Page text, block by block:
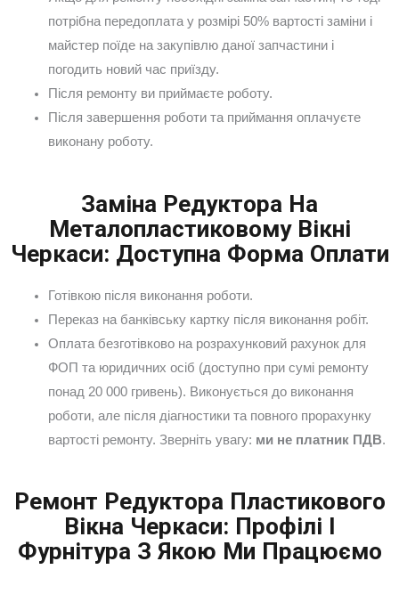
потрібна передоплата у розмірі 50% вартості заміни і
майстер поїде на закупівлю даної запчастини і
погодить новий час приїзду.
Після ремонту ви приймаєте роботу.
Після завершення роботи та приймання оплачуєте
виконану роботу.
Заміна Редуктора На
Металопластиковому Вікні
Черкаси: Доступна Форма Оплати
Готівкою після виконання роботи.
Переказ на банківську картку після виконання робіт.
Оплата безготівково на розрахунковий рахунок для
ФОП та юридичних осіб (доступно при сумі ремонту
понад 20 000 гривень). Виконується до виконання
роботи, але після діагностики та повного прорахунку
вартості ремонту. Зверніть увагу: ми не платник ПДВ.
Ремонт Редуктора Пластикового
Вікна Черкаси: Профілі І
Фурнітура З Якою Ми Працюємо